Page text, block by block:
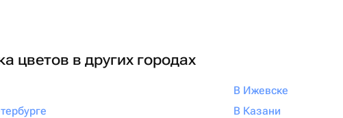
цветов в других городах
В Ижевске
В Казани